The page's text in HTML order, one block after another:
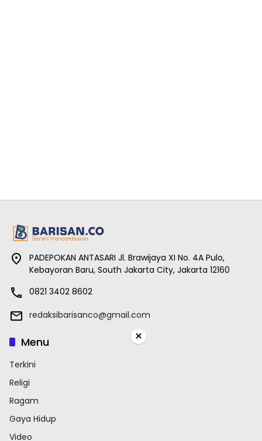
PADEPOKAN ANTASARI Jl. Brawijaya XI No. 4A Pulo,
Kebayoran Baru, South Jakarta City, Jakarta 12160
0821 3402 8602
redaksibarisanco@gmail.com
Menu
Terkini
Religi
Ragam
Gaya Hidup
Video
×